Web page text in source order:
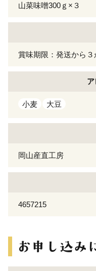
山菜味噌300ｇ×３
賞味期限：発送から３
小麦 大豆
岡山産直工房
4657215